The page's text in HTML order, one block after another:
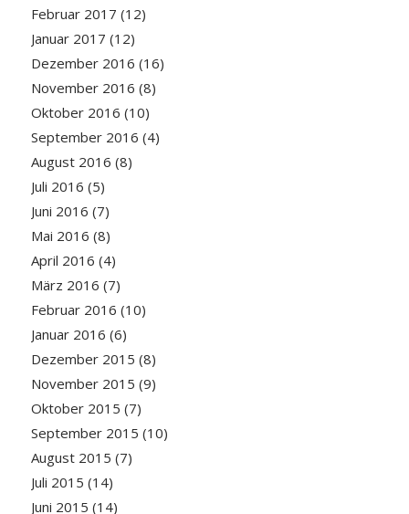
Februar 2017 (12)
Januar 2017 (12)
Dezember 2016 (16)
November 2016 (8)
Oktober 2016 (10)
September 2016 (4)
August 2016 (8)
Juli 2016 (5)
Juni 2016 (7)
Mai 2016 (8)
April 2016 (4)
März 2016 (7)
Februar 2016 (10)
Januar 2016 (6)
Dezember 2015 (8)
November 2015 (9)
Oktober 2015 (7)
September 2015 (10)
August 2015 (7)
Juli 2015 (14)
Juni 2015 (14)